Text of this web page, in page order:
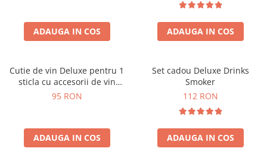
ADAUGA IN COS ADAUGA IN COS
Cutie de vin Deluxe pentru 1
sticla cu accesorii de vin
incluse interior oranj
95 RON
ADAUGA IN COS
Set cadou Deluxe Drinks
Smoker
112 RON
ADAUGA IN COS